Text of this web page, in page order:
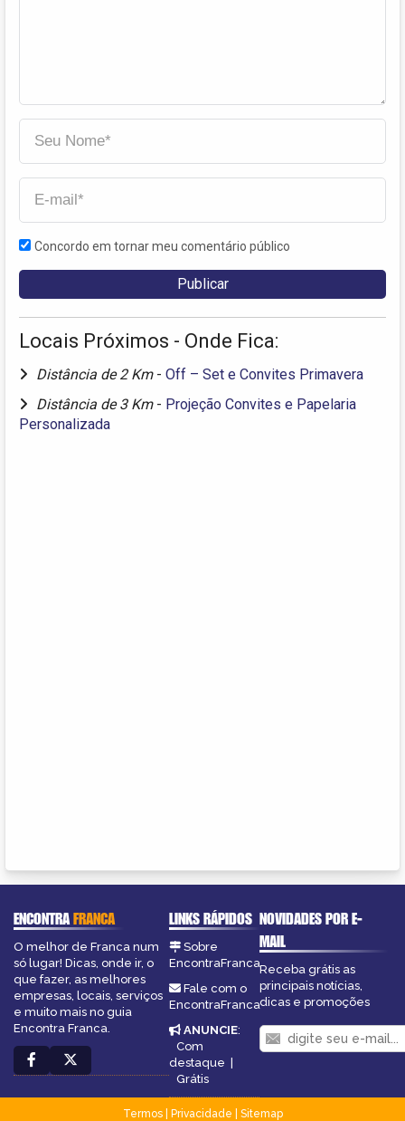
Concordo em tornar meu comentário público
Locais Próximos - Onde Fica:
Distância de 2 Km - Off – Set e Convites Primavera
Distância de 3 Km - Projeção Convites e Papelaria
Personalizada
ENCONTRAFRANCA
O melhor de Franca num
só lugar! Dicas, onde ir, o
que fazer, as melhores
empresas, locais, serviços
e muito mais no guia
Encontra Franca.
LINKS RÁPIDOS
Sobre
EncontraFranca
Fale com o
EncontraFranca
ANUNCIE:
Com
destaque
Grátis
NOVIDADES POR E-
MAIL
Receba grátis as
principais notícias,
dicas e promoções
Termos| Privacidade
Sitemap